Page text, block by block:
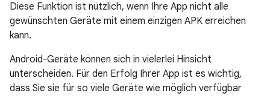
Diese Funktion ist nützlich, wenn Ihre App nicht alle
gewünschten Geräte mit einem einzigen APK erreichen
kann.
Android-Geräte können sich in vielerlei Hinsicht
unterscheiden. Für den Erfolg Ihrer App ist es wichtig,
dass Sie sie für so viele Geräte wie möglich verfügbar